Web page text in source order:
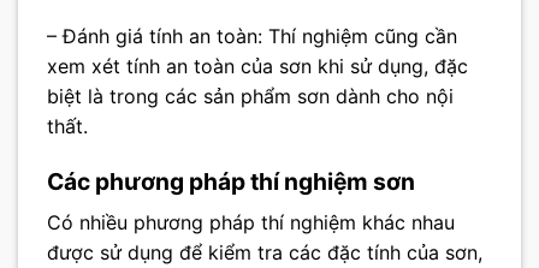
– Đánh giá tính an toàn: Thí nghiệm cũng cần
xem xét tính an toàn của sơn khi sử dụng, đặc
biệt là trong các sản phẩm sơn dành cho nội
thất.
Các phương pháp thí nghiệm sơn
Có nhiều phương pháp thí nghiệm khác nhau
được sử dụng để kiểm tra các đặc tính của sơn,